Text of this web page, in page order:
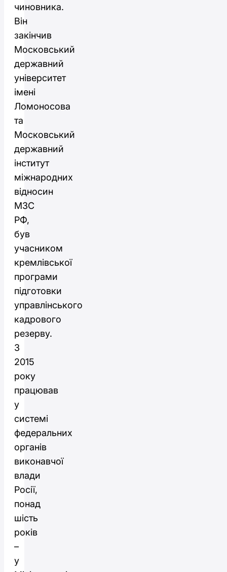
чиновника.
Він
закінчив
Московський
державний
університет
імені
Ломоносова
та
Московський
державний
інститут
міжнародних
відносин
МЗС
РФ,
був
учасником
кремлівської
програми
підготовки
управлінського
кадрового
резерву.
З
2015
року
працював
у
системі
федеральних
органів
виконавчої
влади
Росії,
понад
шість
років
–
у